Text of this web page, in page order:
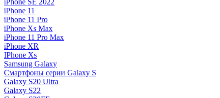
iPhone SE 2022
iPhone 11
iPhone 11 Pro
iPhone Xs Max
iPhone 11 Pro Max
iPhone XR
IPhone Xs
Samsung Galaxy
Смартфоны серии Galaxy S
Galaxy S20 Ultra
Galaxy S22